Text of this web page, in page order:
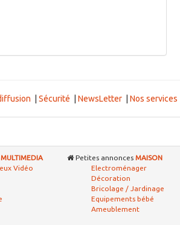
Sécurité NewsLetter Nos services
MULTIMEDIA
Vidéo
Petites annonces MAISON
Electroménager
Décoration
Bricolage / Jardinage
Equipements bébé
Ameublement